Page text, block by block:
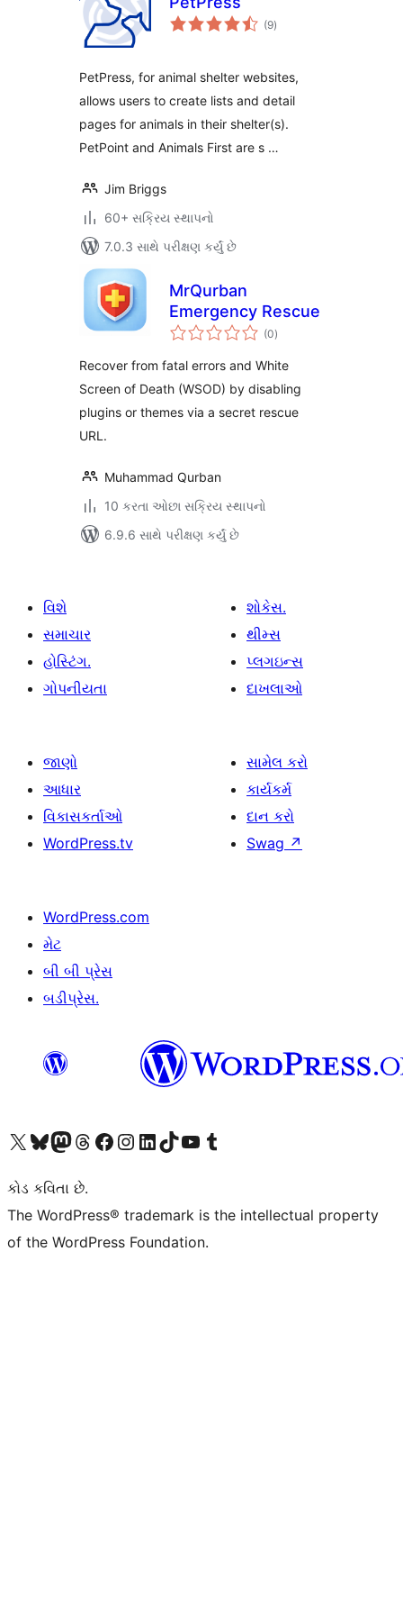
(9કુલ
રેટિંગ્સ
)
PetPress, for animal shelter websites,
allows users to create lists and detail
pages for animals in their shelter(s).
PetPoint and Animals First are s …
Jim Briggs
60+ સક્રિય સ્થાપનો
7.0.3 સાથે પરીક્ષણ કર્યું છે
MrQurban
Emergency Rescue
(0કુલ
રેટિંગ્સ
)
Recover from fatal errors and White
Screen of Death (WSOD) by disabling
plugins or themes via a secret rescue
URL.
Muhammad Qurban
10 કરતા ઓછા સક્રિય સ્થાપનો
6.9.6 સાથે પરીક્ષણ કર્યું છે
વિશે
સમાચાર
હોસ્ટિંગ.
ગોપનીયતા
શોકેસ.
થીમ્સ
પ્લગઇન્સ
દાખલાઓ
જાણો
આધાર
વિકાસકર્તાઓ
WordPress.tv
સામેલ કરો
કાર્યકર્મ
દાન કરો
Swag ↗
WordPress.com
મેટ
બી બી પ્રેસ
બડીપ્રેસ.
અમારા X (અગાઉ ટ્વિટર) એકાઉન્ટની મુલાકાત લોઅમારા Bluesky એકાઉન્ટની મુલાકાત લોઅમારા માસ્ટોડોન એકાઉન્ટની મુલાકાત લોઅમારા Threads એકાઉન્ટની મુલાકાત લો અમારા ફેસબુક પેજની મુલાકાત લોઅમારા ઇન્સ્ટાગ્રામ એકાઉન્ટની મુલાકાત લો અમારા LinkedIn એકાઉન્ટની મુલાકાત લોઅમારા TikTok એકાઉન્ટની મુલાકાત લોઅમારી YouTube ચેનલની મુલાકાત લો અમારા Tumblr એકાઉન્ટની મુલાકાત લો
કોડ કવિતા છે.
The WordPress® trademark is the intellectual property
of the WordPress Foundation.